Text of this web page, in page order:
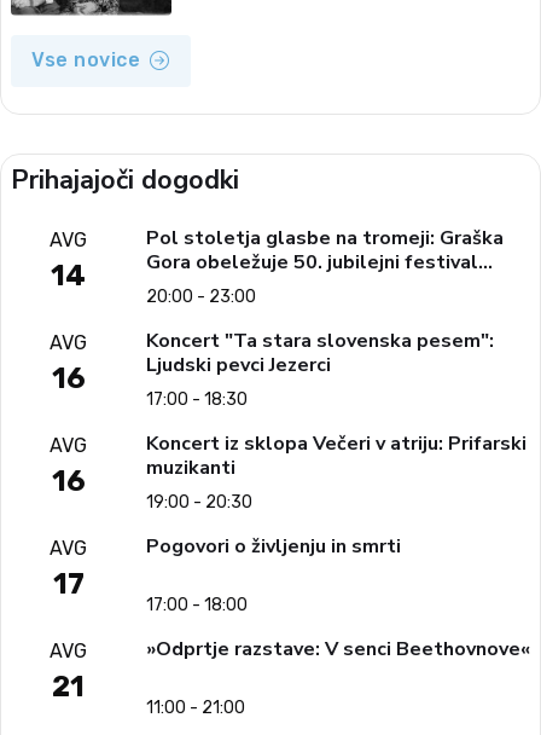
Vse novice
Prihajajoči dogodki
AVG
14
Pol stoletja glasbe na tromeji: Graška
Gora obeležuje 50. jubilejni festival
narodno-zabavne glasbe
20:00 - 23:00
AVG
16
Koncert "Ta stara slovenska pesem":
Ljudski pevci Jezerci
17:00 - 18:30
AVG
16
Koncert iz sklopa Večeri v atriju: Prifarski
muzikanti
19:00 - 20:30
AVG
17
Pogovori o življenju in smrti
17:00 - 18:00
AVG
21
»Odprtje razstave: V senci Beethovnove«
11:00 - 21:00